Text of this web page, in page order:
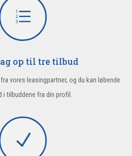
e
op til tre tilbud
vores leasingpartner, og du kan løbende
i tilbuddene fra din profil.
N